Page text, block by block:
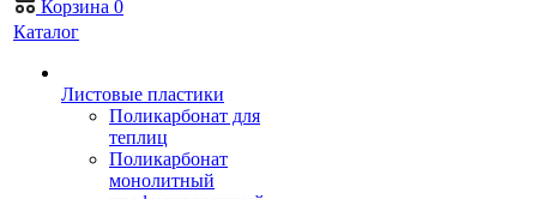
Корзина 0
Каталог
Листовые пластики
Поликарбонат для
теплиц
Поликарбонат
монолитный